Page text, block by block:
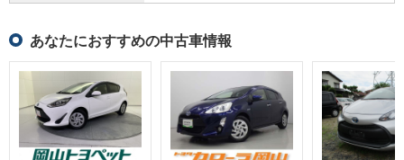
あなたにおすすめの中古車情報